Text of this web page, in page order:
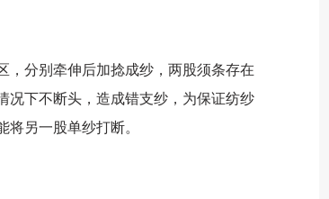
分别牵伸后加捻成纱，两股须条存在
况下不断头，造成错支纱，为保证纺纱
另一股单纱打断。